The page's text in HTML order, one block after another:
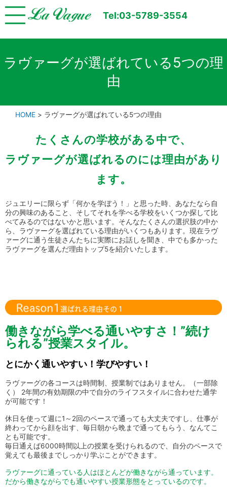
Tel:03-5789-3554
ラヴァーグが選ばれている5つの理
由
HOME > ラヴァーグが選ばれている5つの理由
たくさんの学校がある中で、
ラヴァーグが選ばれるのには理由があり
ます。
ジュエリーに限らず「何かを学ぼう！」と思った時、あなたなら自
分の興味のあること、そしてそれを学べる学校をいくつか探して比
べてみるのではないかと思います。そんなたくさんの選択肢の中か
ら、ラヴァーグを選ばれている理由がいくつもあります。現在ラヴ
ァーグに通う生徒さんたちに実際にお話しを聞き、中でも多かった
ラヴァーグを選んだ理由トップ5を紹介いたします。
働きながら学べる通いやすさ！”続け
られる”授業スタイル。
とにかく通いやすい！学びやすい！
ラヴァーグの各コースは時間制、授業制ではありません。（一部除
く） 2年間の有効期限の中で自分のライフスタイルに合わせた通学
が可能です！
休日を使って週に1～2回のペースで通っても大丈夫ですし、仕事が
終わってから顔を出す、毎日朝から晩まで通ってもらう、なんてこ
とも可能です。
毎日通えば6000時間以上の授業を受けられるので、自分のペースで
覚えても最後までしっかり学ぶことができます。
ラヴァーグに通っている人はほとんどが働きながら通っています。
だから働きながらでも通いやすい授業形態をとっているのです。